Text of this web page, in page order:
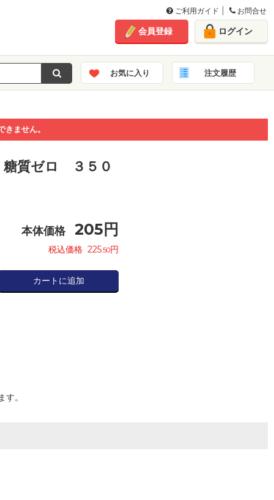
ご利用ガイド お問合せ
会員登録 ログイン
お気に入り 注文履歴
ません。
質ゼロ ３５０
本体価格 205 円
税込価格 225.50円
カートに追加
。